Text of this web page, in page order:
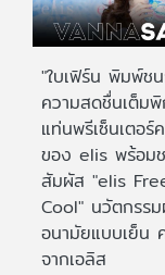
"ใบเฟิร์น พิมพ์ช
ความสดชื่นเต็ม
แท่นพรีเซ็นเตอร์
ของ elis พร้อม
สัมผัส "elis
Cool" นวัตกรรม
อนามัยแบบเย็น
จากเอลิส